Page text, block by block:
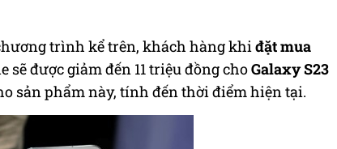
trình kể trên, khách hàng khiđặt mua
được giảm đến 11 triệu đồng choGalaxy S23
sản phẩm này, tính đến thời điểm hiện tại.